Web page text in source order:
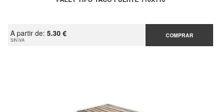
A partir de: 5.30 €
SIN IVA
COMPRAR